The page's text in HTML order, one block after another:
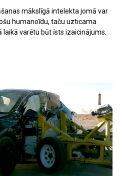
mākslīgā intelekta jomā var
humanoīdu, taču uzticama
varētu būt īsts izaicinājums.